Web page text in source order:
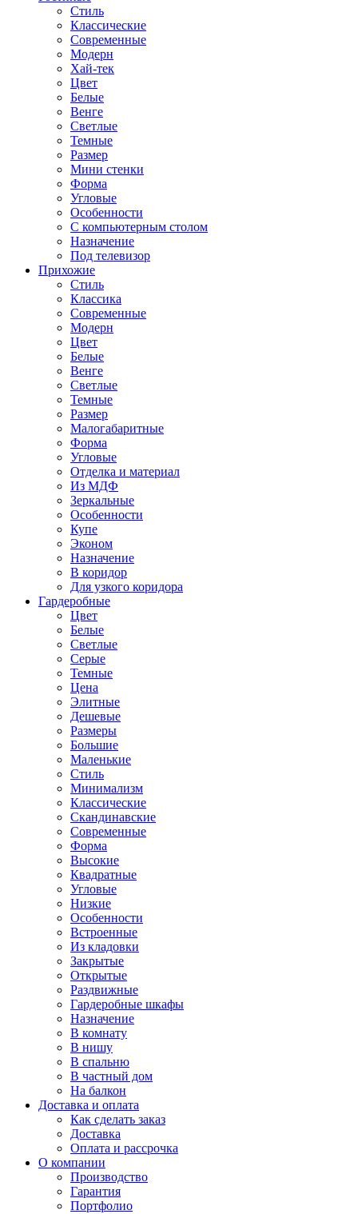
Стиль
Классические
Современные
Модерн
Хай-тек
Цвет
Белые
Венге
Светлые
Темные
Размер
Мини стенки
Форма
Угловые
Особенности
С компьютерным столом
Назначение
Под телевизор
Прихожие
Стиль
Классика
Современные
Модерн
Цвет
Белые
Венге
Светлые
Темные
Размер
Малогабаритные
Форма
Угловые
Отделка и материал
Из МДФ
Зеркальные
Особенности
Купе
Эконом
Назначение
В коридор
Для узкого коридора
Гардеробные
Цвет
Белые
Светлые
Серые
Темные
Цена
Элитные
Дешевые
Размеры
Большие
Маленькие
Стиль
Минимализм
Классические
Скандинавские
Современные
Форма
Высокие
Квадратные
Угловые
Низкие
Особенности
Встроенные
Из кладовки
Закрытые
Открытые
Раздвижные
Гардеробные шкафы
Назначение
В комнату
В нишу
В спальню
В частный дом
На балкон
Доставка и оплата
Как сделать заказ
Доставка
Оплата и рассрочка
О компании
Производство
Гарантия
Портфолио